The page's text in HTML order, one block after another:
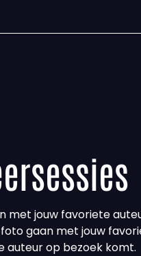
met jouw favoriete
gaan met jouw
auteur op bezoek komt.